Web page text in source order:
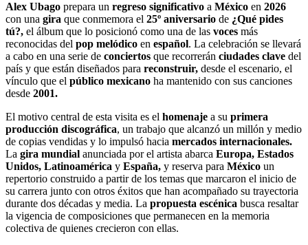
Alex Ubago prepara un regreso significativo a México en 2026
con una gira que conmemora el 25º aniversario de ¿Qué pides
tú?, el álbum que lo posicionó como una de las voces más
reconocidas del pop melódico en español. La celebración se llevará
a cabo en una serie de conciertos que recorrerán ciudades clave del
país y que están diseñados para reconstruir, desde el escenario, el
vínculo que el público mexicano ha mantenido con sus canciones
desde 2001.
El motivo central de esta visita es el homenaje a su primera
producción discográfica, un trabajo que alcanzó un millón y medio
de copias vendidas y lo impulsó hacia mercados internacionales.
La gira mundial anunciada por el artista abarca Europa, Estados
Unidos, Latinoamérica y España, y reserva para México un
repertorio construido a partir de los temas que marcaron el inicio de
su carrera junto con otros éxitos que han acompañado su trayectoria
durante dos décadas y media. La propuesta escénica busca resaltar
la vigencia de composiciones que permanecen en la memoria
colectiva de quienes crecieron con ellas.